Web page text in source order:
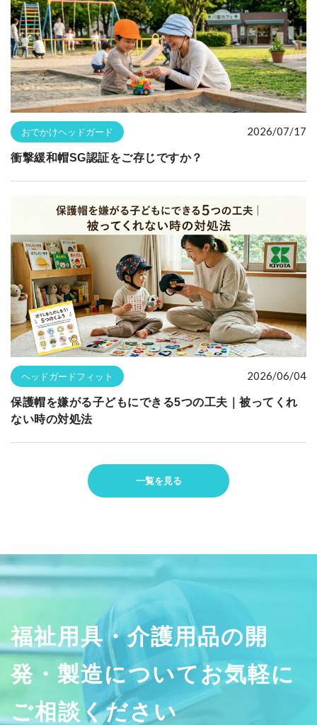
おでかけヘッドガード 2026/07/17
衝撃緩和帽SG認証をご存じですか？
ヘッドガードフィット 2026/06/04
保護帽を嫌がる子どもにできる5つの工夫｜被ってくれ
ない時の対処法
一覧を見る
福祉用具・介護用品の開
発・製造についてお気軽に
ご相談ください